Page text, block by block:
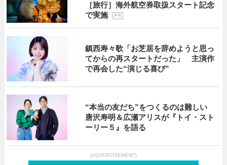
［旅行］海外航空券取扱スタート記念
で実施
P R
鎮西寿々歌「お芝居を辞めようと思っ
てからの再スタートだった」 主演作
で再会した“演じる喜び”
“本当の友だち”をつくるのは難しい
唐沢寿明＆広瀬アリスが『トイ・スト
ーリー５』を語る
[ADVERTISEMENT]